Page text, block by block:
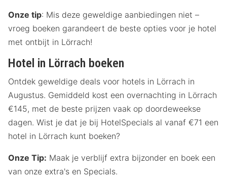
Onze tip: Mis deze geweldige aanbiedingen niet –
vroeg boeken garandeert de beste opties voor je hotel
met ontbijt in Lörrach!
Hotel in Lörrach boeken
Ontdek geweldige deals voor hotels in Lörrach in
Augustus. Gemiddeld kost een overnachting in Lörrach
€145, met de beste prijzen vaak op doordeweekse
dagen. Wist je dat je bij HotelSpecials al vanaf €71 een
hotel in Lörrach kunt boeken?
Onze Tip: Maak je verblijf extra bijzonder en boek een
van onze extra's en Specials.